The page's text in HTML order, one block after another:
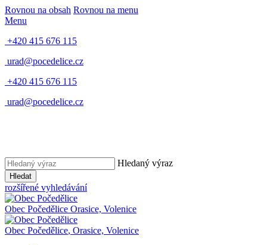
Rovnou na obsah Rovnou na menu
Menu
+420 415 676 115
urad@pocedelice.cz
+420 415 676 115
urad@pocedelice.cz
Hledaný výraz
Hledat
rozšířené vyhledávání
Obec Počedělice Orasice, Volenice
Obec Počedělice, Orasice, Volenice